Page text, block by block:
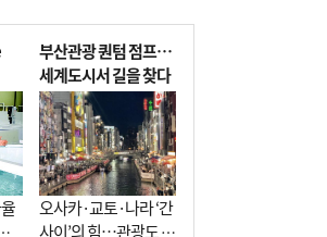
부산관광 퀀텀 점프…
세계도시서 길을 찾다
오사카·교토·나라 ‘간
사이’의 힘…관광도 뭉